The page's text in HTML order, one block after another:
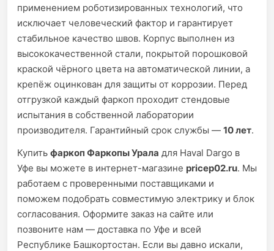
применением роботизированных технологий, что
исключает человеческий фактор и гарантирует
стабильное качество швов. Корпус выполнен из
высококачественной стали, покрытой порошковой
краской чёрного цвета на автоматической линии, а
крепёж оцинкован для защиты от коррозии. Перед
отгрузкой каждый фаркоп проходит стендовые
испытания в собственной лаборатории
производителя. Гарантийный срок службы — 10 лет.
Купить фаркоп Фаркопы Урала для Haval Dargo в
Уфе вы можете в интернет-магазине pricep02.ru. Мы
работаем с проверенными поставщиками и
поможем подобрать совместимую электрику и блок
согласования. Оформите заказ на сайте или
позвоните нам — доставка по Уфе и всей
Республике Башкортостан. Если вы давно искали,